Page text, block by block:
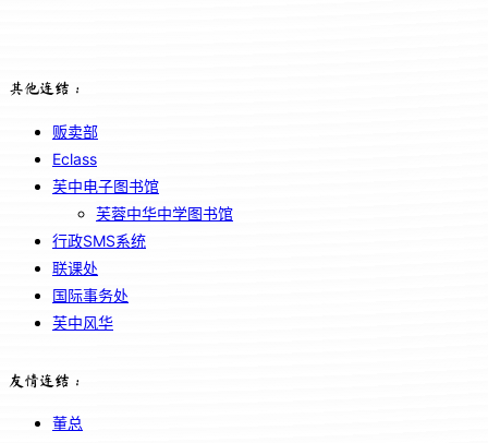
其他连结：
贩卖部
Eclass
芙中电子图书馆
芙蓉中华中学图书馆
行政SMS系统
联课处
国际事务处
芙中风华
友情连结：
董总